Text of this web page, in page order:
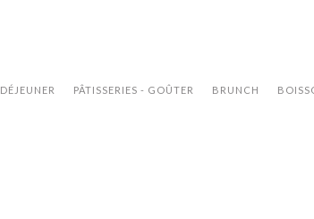
DÉJEUNER PÂTISSERIES - GOÛTER BRUNCH